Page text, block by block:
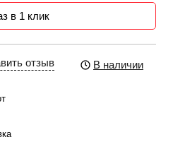
в 1 клик
отзыв В наличии